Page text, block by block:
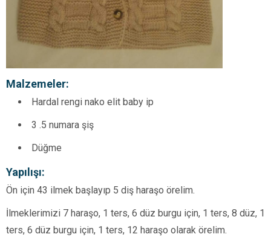
Malzemeler:
Hardal rengi nako elit baby ip
3 .5 numara şiş
Düğme
Yapılışı:
Ön için 43 ilmek başlayıp 5 diş haraşo örelim.
İlmeklerimizi 7 haraşo, 1 ters, 6 düz burgu için, 1 ters, 8 düz, 1
ters, 6 düz burgu için, 1 ters, 12 haraşo olarak örelim.